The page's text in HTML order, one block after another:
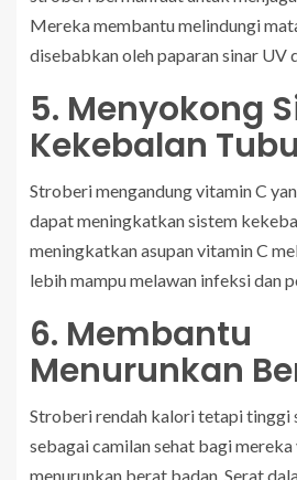
Mereka membantu melindungi
disebabkan oleh paparan sinar UV
5. Menyokong
Kekebalan
Stroberi mengandung vitamin C
dapat meningkatkan sistem
meningkatkan asupan vitamin C
lebih mampu melawan infeksi dan
6. Membantu
Menurunkan
Stroberi rendah kalori tetapi tinggi
sebagai camilan sehat bagi mereka
menurunkan berat badan. Serat